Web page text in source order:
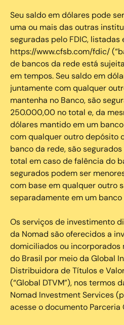
Seu saldo em dólares pode
uma ou mais das outras
seguradas pelo FDIC, listadas
https://www.cfsb.com/fdic/
de bancos da rede está
em tempos. Seu saldo em
juntamente com qualquer
mantenha no Banco, são
250.000,00 no total e, da
dólares mantido em um
com qualquer outro depósito
banco da rede, são
total em caso de falência do
segurados podem ser
com base em qualquer outro
separadamente em um banco
Os serviços de investimento
da Nomad são oferecidos a
domiciliados ou incorporados
do Brasil por meio da Global
Distribuidora de Títulos e
(“Global DTVM”), nos termos
Nomad Investment Services
acesse o documento Parceria